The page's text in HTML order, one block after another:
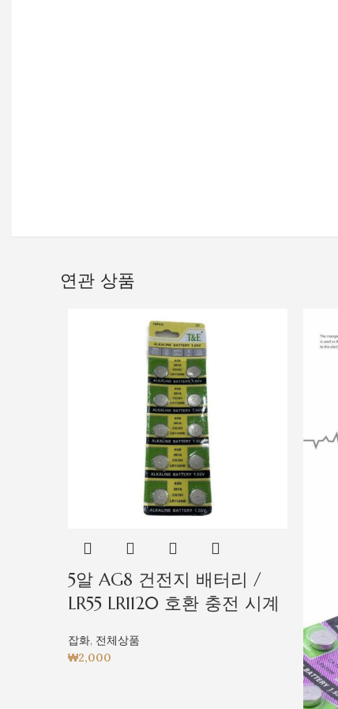
연관 상품
5알 AG8 건전지 배터리 /
LR55 LR1120 호환 충전 시계
잡화, 전체상품
₩2,000